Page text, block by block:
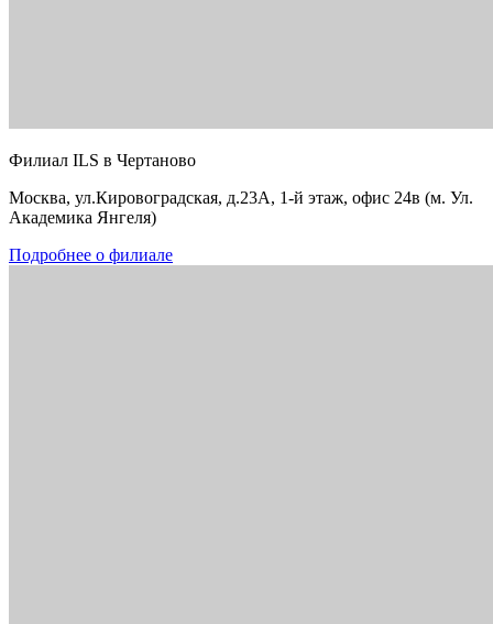
Филиал ILS в Чертаново
Москва, ул.Кировоградская, д.23А, 1-й этаж, офис 24в (м. Ул.
Академика Янгеля)
Подробнее о филиале